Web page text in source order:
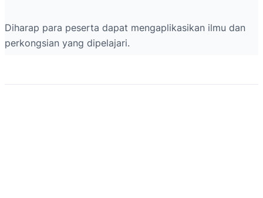
Diharap para peserta dapat mengaplikasikan ilmu dan
perkongsian yang dipelajari.